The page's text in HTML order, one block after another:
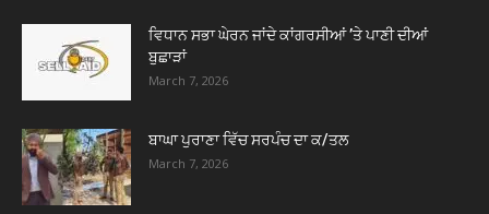
ਵਿਧਾਨ ਸਭਾ ਘੇਰਨ ਜਾਂਦੇ ਕਾਂਗਰਸੀਆਂ ’ਤੇ ਪਾਣੀ ਦੀਆਂ
ਬੁਛਾੜਾਂ
March 7, 2026
ਬਾਘਾ ਪੁਰਾਣਾ ਵਿੱਚ ਸਰਪੰਚ ਦਾ ਕ/ਤਲ
March 7, 2026